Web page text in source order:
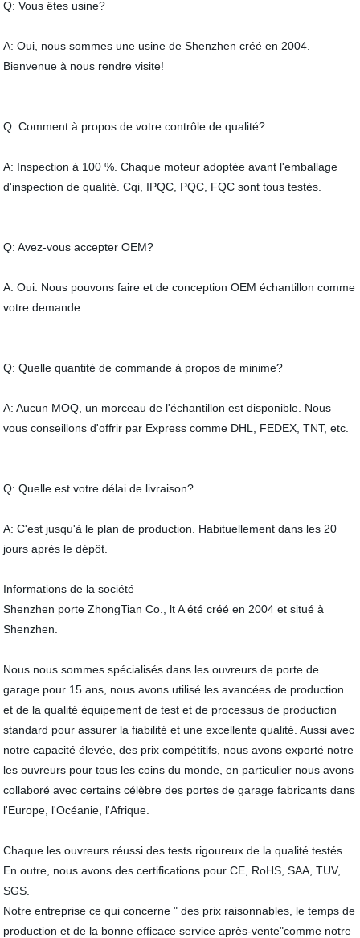
Q: Vous êtes usine?
A: Oui, nous sommes une usine de Shenzhen créé en 2004.
Bienvenue à nous rendre visite!
Q: Comment à propos de votre contrôle de qualité?
A: Inspection à 100 %. Chaque moteur adoptée avant l'emballage
d'inspection de qualité. Cqi, IPQC, PQC, FQC sont tous testés.
Q: Avez-vous accepter OEM?
A: Oui. Nous pouvons faire et de conception OEM échantillon comme
votre demande.
Q: Quelle quantité de commande à propos de minime?
A: Aucun MOQ, un morceau de l'échantillon est disponible. Nous
vous conseillons d'offrir par Express comme DHL, FEDEX, TNT, etc.
Q: Quelle est votre délai de livraison?
A: C'est jusqu'à le plan de production. Habituellement dans les 20
jours après le dépôt.
Informations de la société
Shenzhen porte ZhongTian Co., lt A été créé en 2004 et situé à
Shenzhen.
Nous nous sommes spécialisés dans les ouvreurs de porte de
garage pour 15 ans, nous avons utilisé les avancées de production
et de la qualité équipement de test et de processus de production
standard pour assurer la fiabilité et une excellente qualité. Aussi avec
notre capacité élevée, des prix compétitifs, nous avons exporté notre
les ouvreurs pour tous les coins du monde, en particulier nous avons
collaboré avec certains célèbre des portes de garage fabricants dans
l'Europe, l'Océanie, l'Afrique.
Chaque les ouvreurs réussi des tests rigoureux de la qualité testés.
En outre, nous avons des certifications pour CE, RoHS, SAA, TUV,
SGS.
Notre entreprise ce qui concerne " des prix raisonnables, le temps de
production et de la bonne efficace service après-vente"comme notre